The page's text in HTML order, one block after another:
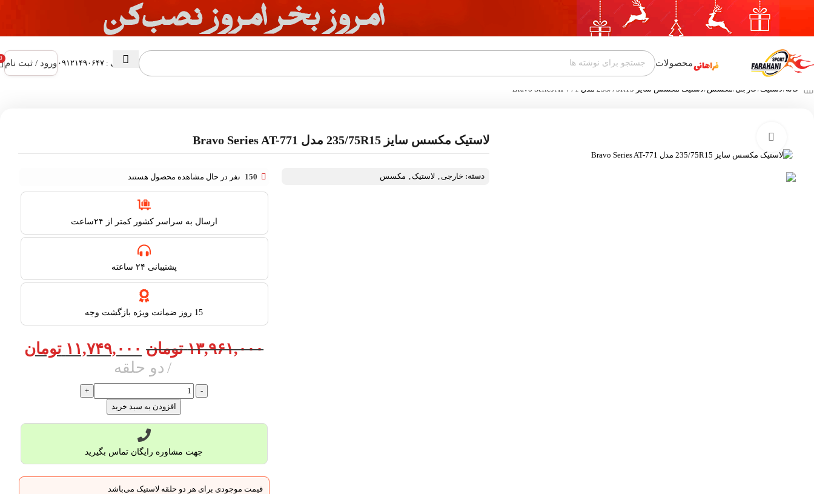
محصولات پشتیبانی : ۰۹۱۲۱۴۹۰۶۴۷ ورود / ثبت نام
خانه لاستیک خارجی مکسس لاستیک مکسس سایز 235/75R15 مدل Bravo Series AT-771
لاستیک مکسس سایز 235/75R15 مدل Bravo Series AT-771
دسته: خارجی, لاستیک, مکسس 150 نفر در حال مشاهده محصول هستند
ارسال به سراسر کشور کمتر از ۲۴ساعت
پشتیبانی ۲۴ ساعته​
15 روز ضمانت ویژه بازگشت وجه
۱۳,۹۶۱,۰۰۰ تومان ۱۱,۷۴۹,۰۰۰ تومان
دو حلقه
افزودن به سبد خرید
جهت مشاوره رایگان تماس بگیرید
قیمت موجودی برای هر دو حلقه لاستیک می‌باشد